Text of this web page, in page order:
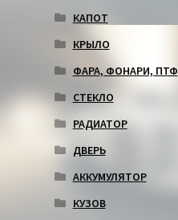
КАПОТ
КРЫЛО
ФАРА, ФОНАРИ, ПТФ
СТЕКЛО
РАДИАТОР
ДВЕРЬ
АККУМУЛЯТОР
КУЗОВ